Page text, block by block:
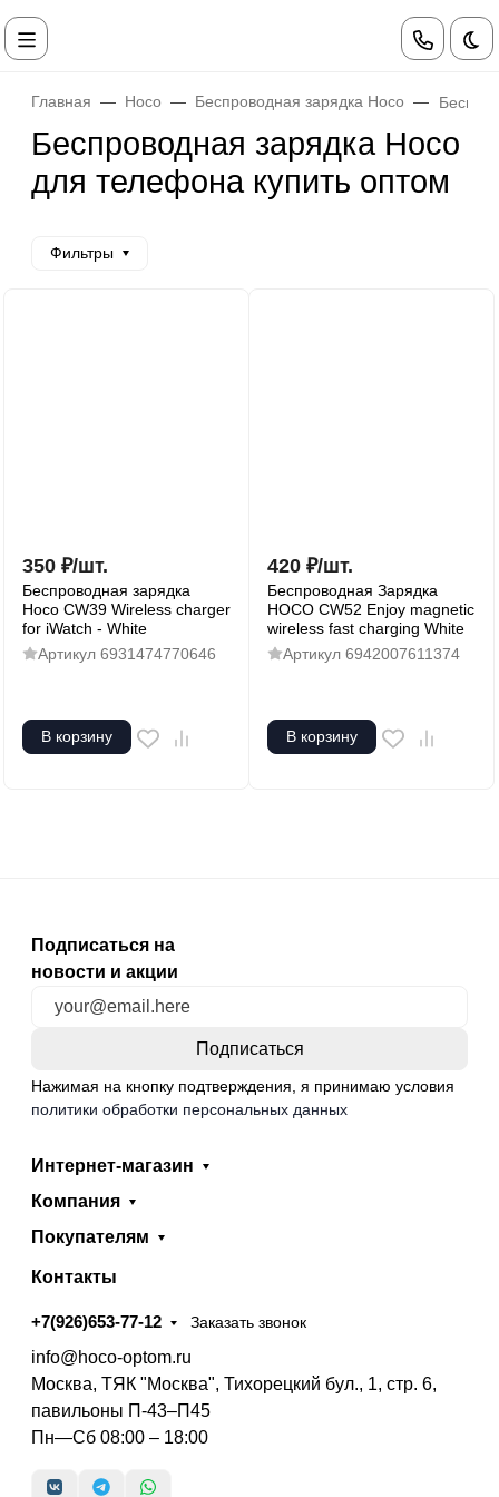
Главная Hoco Беспроводная зарядка Hoco
Беспроводная зарядка Hoco
для телефона купить оптом
Фильтры
350 ₽/шт.
Беспроводная зарядка
Hoco CW39 Wireless charger
for iWatch - White
Артикул 6931474770646
В корзину
420 ₽/шт.
Беспроводная Зарядка
HOCO CW52 Enjoy magnetic
wireless fast charging White
Артикул 6942007611374
В корзину
Подписаться на
новости и акции
Нажимая на кнопку подтверждения, я принимаю условия
политики обработки персональных данных
Интернет-магазин
Компания
Покупателям
Контакты
+7(926)653-77-12 Заказать звонок
info@hoco-optom.ru
Москва, ТЯК "Москва", Тихорецкий бул., 1, стр. 6,
павильоны П-43–П45
Пн—Сб 08:00 – 18:00